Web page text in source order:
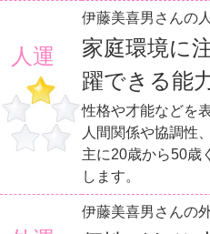
人運
伊藤美喜男さんの
家庭環境に
躍できる能
性格や才能などを
人間関係や協調性
主に20歳から50歳
します。
伊藤美喜男さんの